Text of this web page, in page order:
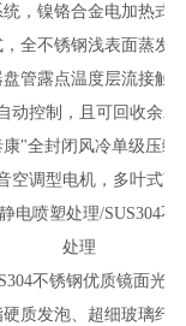
统，镍铬合金电加热式
全不锈钢浅表面蒸发
管露点温度层流接触
动控制，且可回收余水
康"全封闭风冷单级压缩
空调型电机，多叶式离
电喷塑处理/SUS304不
处理
不锈钢优质镜面光板
硬质发泡、超细玻璃纤